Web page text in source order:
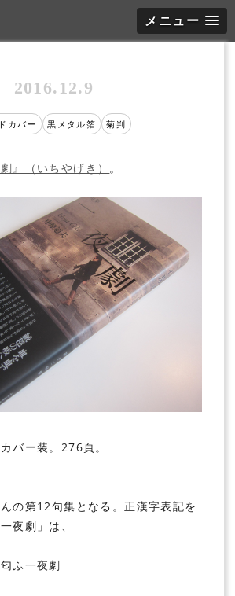
メニュー
2016.12.9
カバー 黒メタル箔 菊判
』（いちやげき） 。
バー装。276頁。
の第12句集となる。正漢字表記を
夜劇」は、
ふ一夜劇